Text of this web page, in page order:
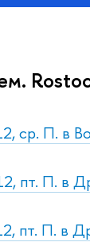
ср. П. в
пт. П. в
пт. П. в